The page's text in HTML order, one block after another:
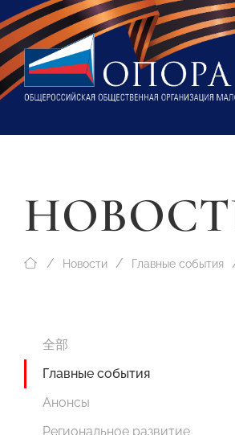
Новости Главные события
全部
Главные события
Анонсы
Региональное развитие